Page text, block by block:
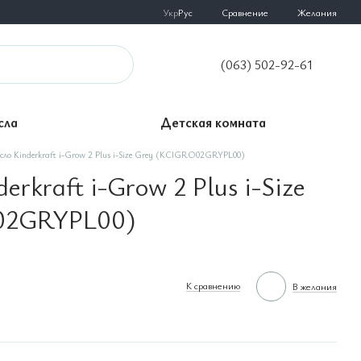
УкрРус Сравнение Желания
(063) 502-92-61
Детская комната
Kinderkraft i-Grow 2 Plus i-Size Grey (KCIGRO02GRYPL00)
i-Grow 2 Plus i-Size
К сравнению В желания